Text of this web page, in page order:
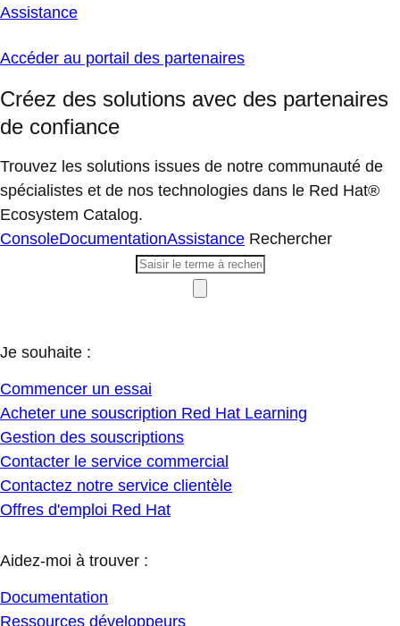
Assistance
Accéder au portail des partenaires
Créez des solutions avec des partenaires
de confiance
Trouvez les solutions issues de notre communauté de
spécialistes et de nos technologies dans le Red Hat®
Ecosystem Catalog.
ConsoleDocumentationAssistance Rechercher
Je souhaite :
Commencer un essai
Acheter une souscription Red Hat Learning
Gestion des souscriptions
Contacter le service commercial
Contactez notre service clientèle
Offres d'emploi Red Hat
Aidez-moi à trouver :
Documentation
Ressources développeurs